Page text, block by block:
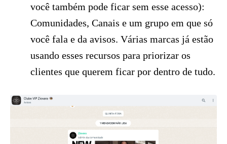
você também pode ficar sem esse acesso):
Comunidades, Canais e um grupo em que só
você fala e da avisos. Várias marcas já estão
usando esses recursos para priorizar os
clientes que querem ficar por dentro de tudo.